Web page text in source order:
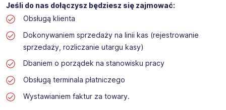
działalności daliśmy pracę przeszło 50 000 pracowników
w całym kraju. Skutecznie znajdujemy pracowników dla
największych firm, jak również małych rodzinnych
przedsiębiorstw w Polsce. Agencja jest wpisana pod nr
396 w Krajowym Rejestrze Agencji Zatrudnienia.
Obecnie dla naszego Klienta, poszukujemy osób do pracy
na stanowisko:
Praca w sektorze obsługi klienta w markecie
budowlanym
Jeśli do nas dołączysz będziesz się zajmować:
Obsługą klienta
Dokonywaniem sprzedaży na linii kas (rejestrowanie
sprzedaży, rozliczanie utargu kasy)
Dbaniem o porządek na stanowisku pracy
Obsługą terminala płatniczego
Wystawianiem faktur za towary.